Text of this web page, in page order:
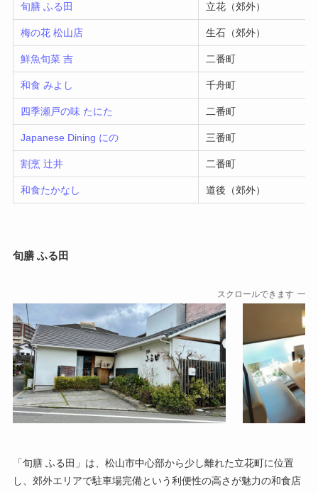
旬膳 ふる田 立花（郊外）
梅の花 松山店 生石（郊外）
鮮魚旬菜 吉 二番町
和食 みよし 千舟町
四季瀬戸の味 たにた 二番町
Japanese Dining にの 三番町
割烹 辻井 二番町
和食たかなし 道後（郊外）
旬膳 ふる田
スクロールできます
「旬膳 ふる田」は、松山市中心部から少し離れた立花町に位置
し、郊外エリアで駐車場完備という利便性の高さが魅力の和食店